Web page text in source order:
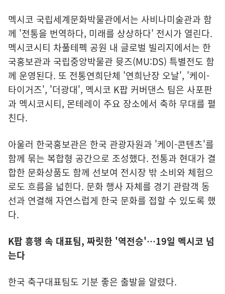
멕시코 국립세계문화박물관에서는 사비나미술관과 함
께 '전통을 번역하다, 미래를 상상하다' 전시가 열린다.
멕시코시티 차풀테펙 공원 내 글로벌 빌리지에서는 한
국홍보관과 국립중앙박물관 뮷즈(MU:DS) 특별전도 함
께 운영된다. 또 전통연희단체 '연희난장 오날', '케이-
타이거즈', '더광대', 멕시코 K팝 커버댄스 팀은 사포판
과 멕시코시티, 몬테레이 주요 장소에서 축하 무대를 펼
친다.
아울러 한국홍보관은 한국 관광자원과 '케이-콘텐츠'를
함께 묶는 복합형 공간으로 조성했다. 전통과 현대가 결
합한 문화상품도 함께 선보여 전시장 밖 소비와 체험으
로도 흐름을 넓힌다. 문화 행사 자체를 경기 관람객 동
선과 연결해 자연스럽게 한국 문화를 접할 수 있도록 했
다.
K팝 흥행 속 대표팀, 짜릿한 '역전승'…19일 멕시코 넘
는다
한국 축구대표팀도 기분 좋은 출발을 알렸다.